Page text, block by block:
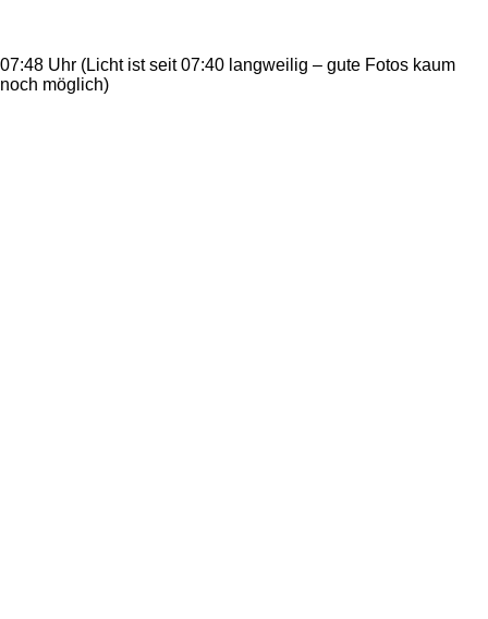
07:48 Uhr (Licht ist seit 07:40 langweilig – gute Fotos kaum
noch möglich)